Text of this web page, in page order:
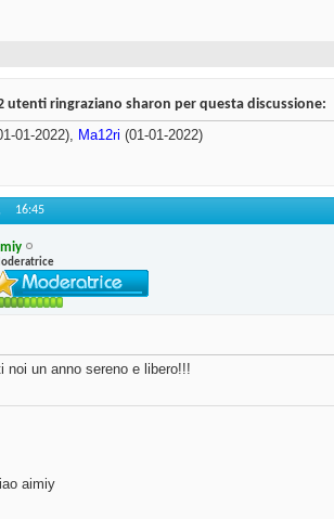
utenti ringraziano sharon per questa discussione:
01-2022), Ma12ri (01-01-2022)
16:45
noi un anno sereno e libero!!!
aimiy